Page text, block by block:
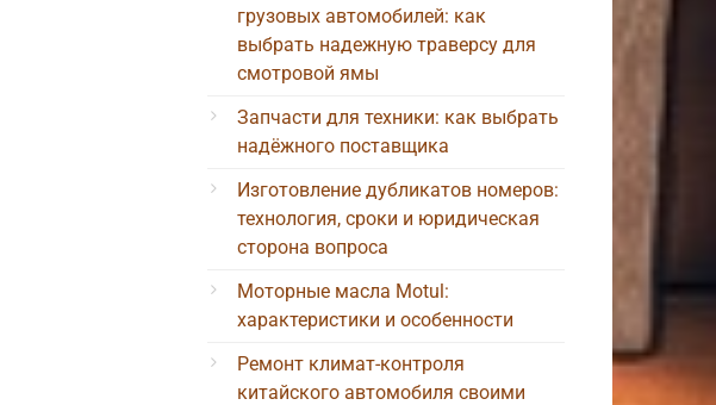
грузовых автомобилей: как
выбрать надежную траверсу для
смотровой ямы
Запчасти для техники: как выбрать
надёжного поставщика
Изготовление дубликатов номеров:
технология, сроки и юридическая
сторона вопроса
Моторные масла Motul:
характеристики и особенности
Ремонт климат-контроля
китайского автомобиля своими